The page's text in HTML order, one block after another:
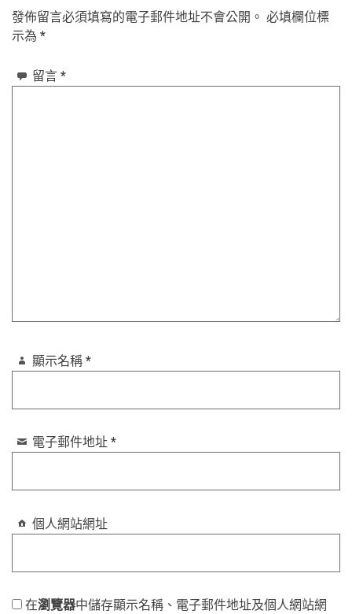
覽
發佈留言必須填寫的電子郵件地址不會公開。 必填欄位標
示為 *
留言 *
顯示名稱 *
電子郵件地址 *
個人網站網址
在瀏覽器中儲存顯示名稱、電子郵件地址及個人網站網